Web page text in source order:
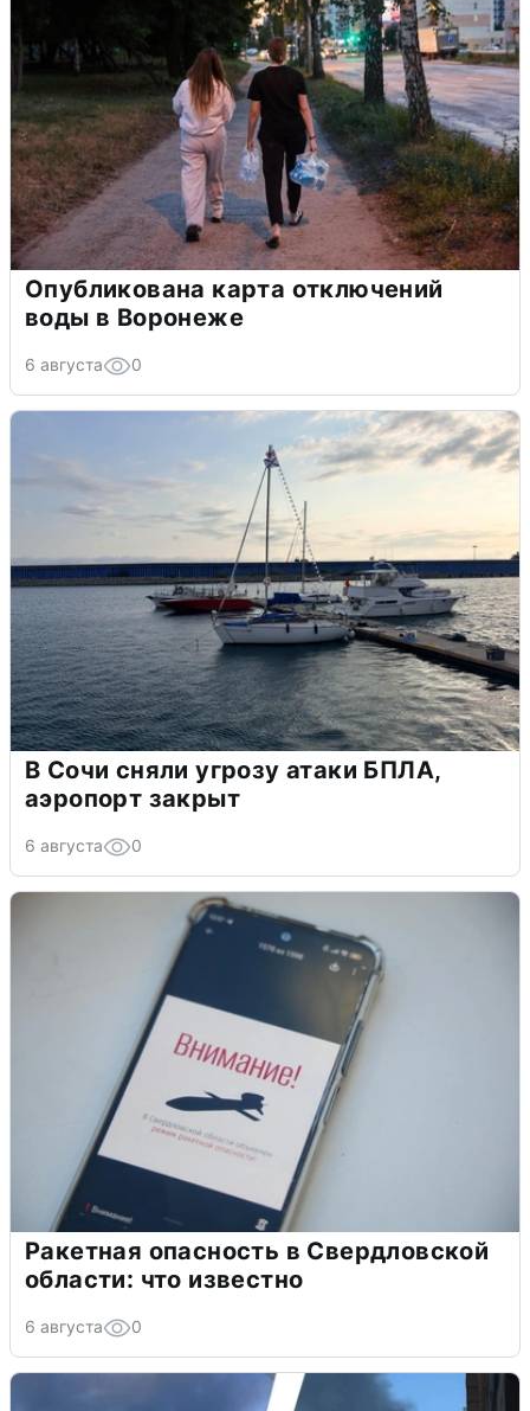
Опубликована карта отключений
воды в Воронеже
6 августа 0
В Сочи сняли угрозу атаки БПЛА,
аэропорт закрыт
6 августа 0
Ракетная опасность в Свердловской
области: что известно
6 августа 0